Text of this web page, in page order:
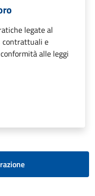
legate al
contrattuali e
alle leggi